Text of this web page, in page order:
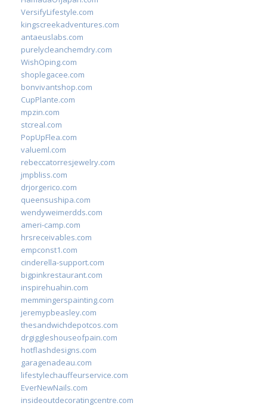
VersifyLifestyle.com
kingscreekadventures.com
antaeuslabs.com
purelycleanchemdry.com
WishOping.com
shoplegacee.com
bonvivantshop.com
CupPlante.com
mpzin.com
stcreal.com
PopUpFlea.com
valueml.com
rebeccatorresjewelry.com
jmpbliss.com
drjorgerico.com
queensushipa.com
wendyweimerdds.com
ameri-camp.com
hrsreceivables.com
empconst1.com
cinderella-support.com
bigpinkrestaurant.com
inspirehuahin.com
memmingerspainting.com
jeremypbeasley.com
thesandwichdepotcos.com
drgiggleshouseofpain.com
hotflashdesigns.com
garagenadeau.com
lifestylechauffeurservice.com
EverNewNails.com
insideoutdecoratingcentre.com